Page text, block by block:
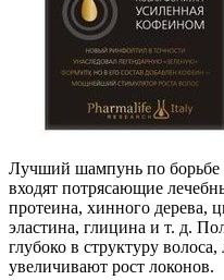
Лучший шампунь по борьбе
входят потрясающие
протеина, хинного дерева,
эластина, глицина и т. д.
глубоко в структуру
увеличивают рост локонов.